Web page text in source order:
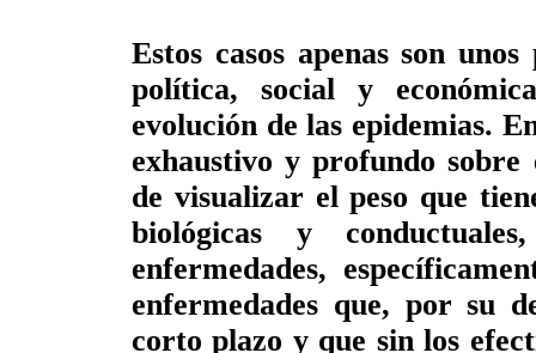
Estos casos apenas son
política, social y
evolución de las epidemias.
exhaustivo y profundo sobre
de visualizar el peso que
biológicas y
enfermedades,
enfermedades que, por su
corto plazo y que sin los